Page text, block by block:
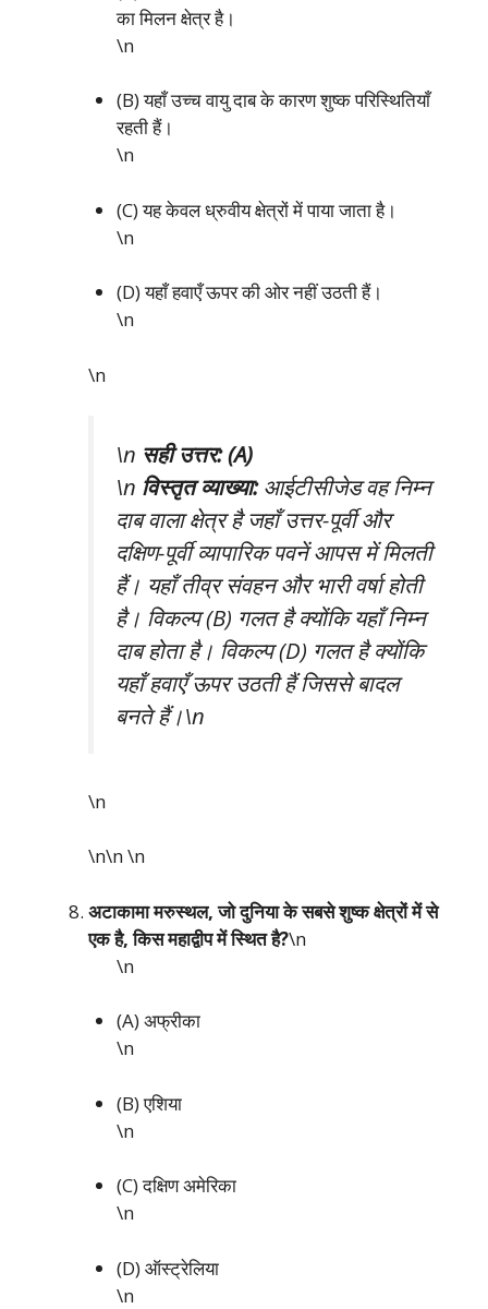
का मिलन क्षेत्र है।
\n
(B) यहाँ उच्च वायु दाब के कारण शुष्क परिस्थितियाँ
रहती हैं।
\n
(C) यह केवल ध्रुवीय क्षेत्रों में पाया जाता है।
\n
(D) यहाँ हवाएँ ऊपर की ओर नहीं उठती हैं।
\n
\n
\n सही उत्तर: (A)
\n विस्तृत व्याख्या:आईटीसीजेड वह निम्न
दाब वाला क्षेत्र है जहाँ उत्तर-पूर्वी और
दक्षिण-पूर्वी व्यापारिक पवनें आपस में मिलती
हैं। यहाँ तीव्र संवहन और भारी वर्षा होती
है। विकल्प (B) गलत है क्योंकि यहाँ निम्न
दाब होता है। विकल्प (D) गलत है क्योंकि
यहाँ हवाएँ ऊपर उठती हैं जिससे बादल
बनते हैं।\n
\n
\n\n\n
अटाकामा मरुस्थल, जो दुनिया के सबसे शुष्क क्षेत्रों में से
एक है, किस महाद्वीप में स्थित है?\n
\n
(A) अफ्रीका
\n
(B) एशिया
\n
(C) दक्षिण अमेरिका
\n
(D) ऑस्ट्रेलिया
\n